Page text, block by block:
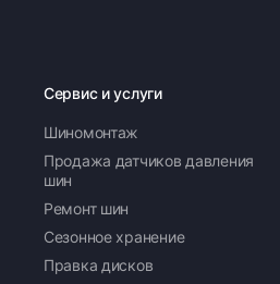
Сервис и услуги
Шиномонтаж
Продажа датчиков давления
шин
Ремонт шин
Сезонное хранение
Правка дисков